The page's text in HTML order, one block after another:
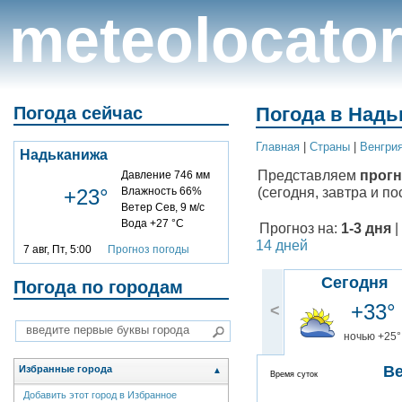
meteolocator
Погода сейчас
Надьканижа
+23°
Давление 746 мм
Влажность 66%
Ветер Сев, 9 м/с
Вода +27 °C
7 авг, Пт, 5:00 Прогноз погоды
Погода по городам
Избранные города ▲
Добавить этот город в Избранное
Погода в
Главная Cтраны
Представляем
(сегодня, завтра и
Прогноз на: 1-3 дня
14 дней
<
Сегодня
+33°
ночью +25°
Время суток